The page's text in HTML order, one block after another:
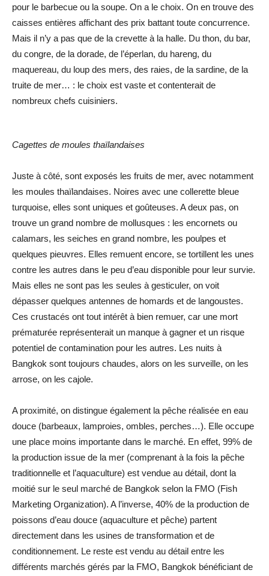
pour le barbecue ou la soupe. On a le choix. On en trouve des
caisses entières affichant des prix battant toute concurrence.
Mais il n’y a pas que de la crevette à la halle. Du thon, du bar,
du congre, de la dorade, de l’éperlan, du hareng, du
maquereau, du loup des mers, des raies, de la sardine, de la
truite de mer… : le choix est vaste et contenterait de
nombreux chefs cuisiniers.
Cagettes de moules thaïlandaises
Juste à côté, sont exposés les fruits de mer, avec notamment
les moules thaïlandaises. Noires avec une collerette bleue
turquoise, elles sont uniques et goûteuses. A deux pas, on
trouve un grand nombre de mollusques : les encornets ou
calamars, les seiches en grand nombre, les poulpes et
quelques pieuvres. Elles remuent encore, se tortillent les unes
contre les autres dans le peu d’eau disponible pour leur survie.
Mais elles ne sont pas les seules à gesticuler, on voit
dépasser quelques antennes de homards et de langoustes.
Ces crustacés ont tout intérêt à bien remuer, car une mort
prématurée représenterait un manque à gagner et un risque
potentiel de contamination pour les autres. Les nuits à
Bangkok sont toujours chaudes, alors on les surveille, on les
arrose, on les cajole.
A proximité, on distingue également la pêche réalisée en eau
douce (barbeaux, lamproies, ombles, perches…). Elle occupe
une place moins importante dans le marché. En effet, 99% de
la production issue de la mer (comprenant à la fois la pêche
traditionnelle et l’aquaculture) est vendue au détail, dont la
moitié sur le seul marché de Bangkok selon la FMO (Fish
Marketing Organization). A l’inverse, 40% de la production de
poissons d’eau douce (aquaculture et pêche) partent
directement dans les usines de transformation et de
conditionnement. Le reste est vendu au détail entre les
différents marchés gérés par la FMO, Bangkok bénéficiant de